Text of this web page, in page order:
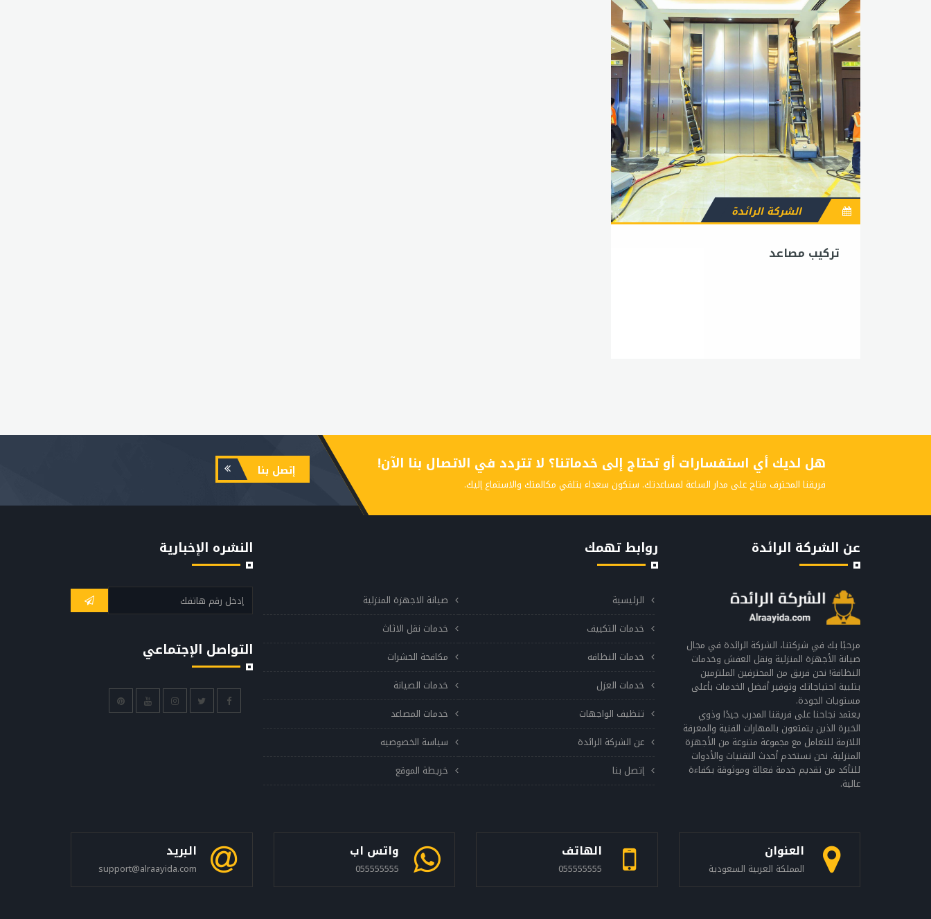
تركيب مصاعد
الشركة الرائدة
هل لديك أي استفسارات أو تحتاج إلى خدماتنا؟ لا تتردد في الاتصال بنا الآن!
فريقنا المحترف متاح على مدار الساعة لمساعدتك. سنكون سعداء بتلقي مكالمتك والاستماع إليك.
إتصل بنا
عن الشركة الرائدة
مرحبًا بك في شركتنا، الشركة الرائدة في مجال
صيانة الأجهزة المنزلية ونقل العفش وخدمات
النظافة! نحن فريق من المحترفين الملتزمين
بتلبية احتياجاتك وتوفير أفضل الخدمات بأعلى
مستويات الجودة.
يعتمد نجاحنا على فريقنا المدرب جيدًا وذوي
الخبرة الذين يتمتعون بالمهارات الفنية والمعرفة
اللازمة للتعامل مع مجموعة متنوعة من الأجهزة
المنزلية. نحن نستخدم أحدث التقنيات والأدوات
للتأكد من تقديم خدمة فعالة وموثوقة بكفاءة
عالية.
روابط تهمك
الرئيسية
صيانة الاجهزة المنزلية
خدمات التكييف
خدمات نقل الاثاث
خدمات النظافه
مكافحة الحشرات
خدمات العزل
خدمات الصيانة
تنظيف الواجهات
خدمات المصاعد
عن الشركة الرائدة
سياسة الخصوصيه
إتصل بنا
خريطة الموقع
النشره الإخبارية
التواصل الإجتماعي
العنوان
المملكة العربية السعودية
الهاتف
055555555
واتس اب
055555555
البريد
support@alraayida.com